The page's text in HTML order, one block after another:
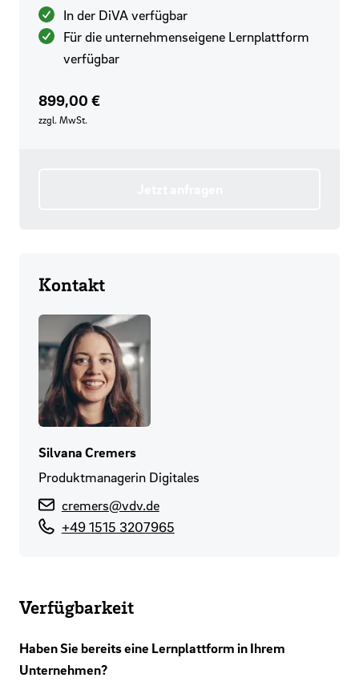
Verfügbarkeit
In der DiVA verfügbar
Für die unternehmenseigene Lernplattform
verfügbar
Preis
899,00 €
zzgl. MwSt.
Kontakt
Silvana Cremers
Produktmanagerin Digitales
cremers@vdv.de
+49 1515 3207965
Verfügbarkeit
Haben Sie bereits eine Lernplattform in Ihrem
Unternehmen?